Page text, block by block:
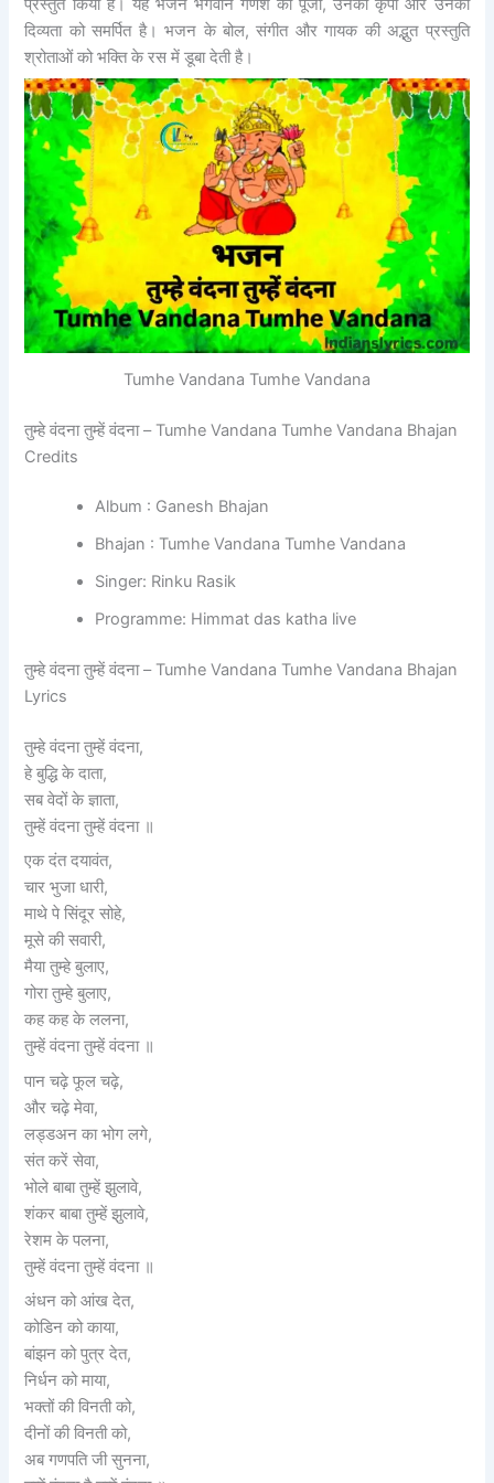
प्रस्तुत किया है। यह भजन भगवान गणेश की पूजा, उनकी कृपा और उनकी
दिव्यता को समर्पित है। भजन के बोल, संगीत और गायक की अद्भुत प्रस्तुति
श्रोताओं को भक्ति के रस में डूबा देती है।
Tumhe Vandana Tumhe Vandana
तुम्हे वंदना तुम्हें वंदना – Tumhe Vandana Tumhe Vandana Bhajan
Credits
Album : Ganesh Bhajan
Bhajan : Tumhe Vandana Tumhe Vandana
Singer: Rinku Rasik
Programme: Himmat das katha live
तुम्हे वंदना तुम्हें वंदना – Tumhe Vandana Tumhe Vandana Bhajan
Lyrics
तुम्हे वंदना तुम्हें वंदना,
हे बुद्धि के दाता,
सब वेदों के ज्ञाता,
तुम्हें वंदना तुम्हें वंदना ॥
एक दंत दयावंत,
चार भुजा धारी,
माथे पे सिंदूर सोहे,
मूसे की सवारी,
मैया तुम्हे बुलाए,
गोरा तुम्हे बुलाए,
कह कह के ललना,
तुम्हें वंदना तुम्हें वंदना ॥
पान चढ़े फूल चढ़े,
और चढ़े मेवा,
लड्डअन का भोग लगे,
संत करें सेवा,
भोले बाबा तुम्हें झुलावे,
शंकर बाबा तुम्हें झुलावे,
रेशम के पलना,
तुम्हें वंदना तुम्हें वंदना ॥
अंधन को आंख देत,
कोडिन को काया,
बांझन को पुत्र देत,
निर्धन को माया,
भक्तों की विनती को,
दीनों की विनती को,
अब गणपति जी सुनना,